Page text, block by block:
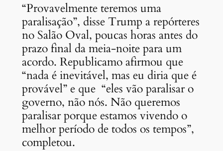
“Provavelmente teremos uma
paralisação”, disse Trump a repórteres
no Salão Oval, poucas horas antes do
prazo final da meia-noite para um
acordo. Republicamo afirmou que
“nada é inevitável, mas eu diria que é
provável” e que “eles vão paralisar o
governo, não nós. Não queremos
paralisar porque estamos vivendo o
melhor período de todos os tempos”,
completou.